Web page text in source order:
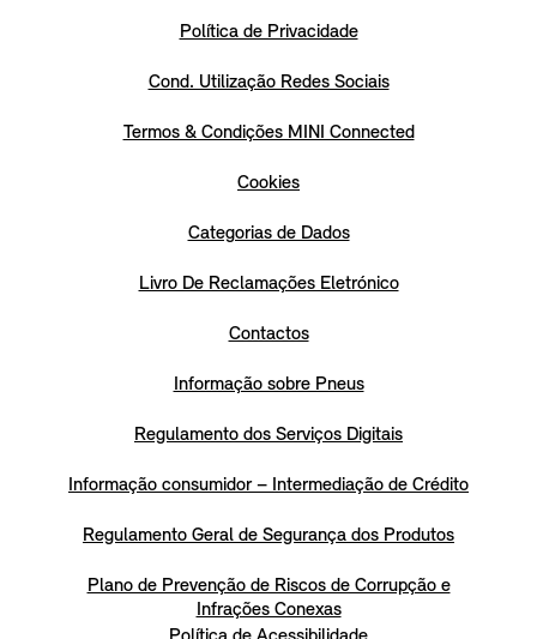
Política de Privacidade
Cond. Utilização Redes Sociais
Termos & Condições MINI Connected
Cookies
Categorias de Dados
Livro De Reclamações Eletrónico
Contactos
Informação sobre Pneus
Regulamento dos Serviços Digitais
Informação consumidor – Intermediação de Crédito
Regulamento Geral de Segurança dos Produtos
Plano de Prevenção de Riscos de Corrupção e
Infrações Conexas